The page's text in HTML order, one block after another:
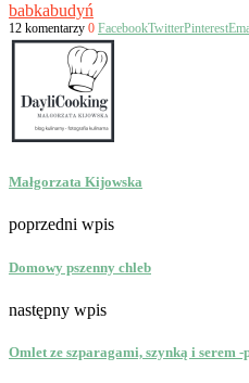
babkabudyń
12 komentarzy 0 FacebookTwitterPinterest
Małgorzata Kijowska
poprzedni wpis
Domowy pszenny chleb
następny wpis
Omlet ze szparagami, szynką i serem -